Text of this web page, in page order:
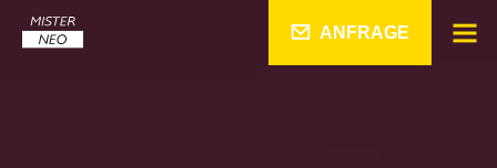
ANFRAGE